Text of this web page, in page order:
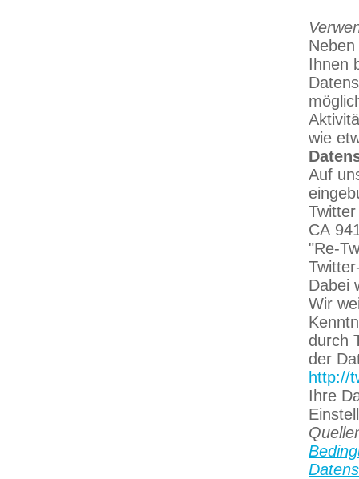
Ihnen
wie
Auf
CA
"Re-
Dabei
Wir
durch
der
http://
Ihre